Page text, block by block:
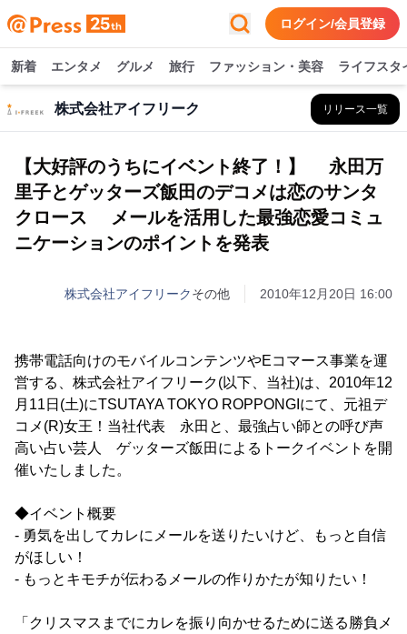
ログイン/会員登録
新着 エンタメ グルメ 旅行 ファッション・美容 ライフスタ
株式会社アイフリーク リリース一覧
【大好評のうちにイベント終了！】 永田万
里子とゲッターズ飯田のデコメは恋のサンタ
クロース メールを活用した最強恋愛コミュ
ニケーションのポイントを発表
株式会社アイフリークその他 2010年12月20日 16:00
携帯電話向けのモバイルコンテンツやEコマース事業を運
営する、株式会社アイフリーク(以下、当社)は、2010年12
月11日(土)にTSUTAYA TOKYO ROPPONGIにて、元祖デ
コメ(R)女王！当社代表 永田と、最強占い師との呼び声
高い占い芸人 ゲッターズ飯田によるトークイベントを開
催いたしました。
◆イベント概要
- 勇気を出してカレにメールを送りたいけど、もっと自信
がほしい！
- もっとキモチが伝わるメールの作りかたが知りたい！
「クリスマスまでにカレを振り向かせるために送る勝負メ